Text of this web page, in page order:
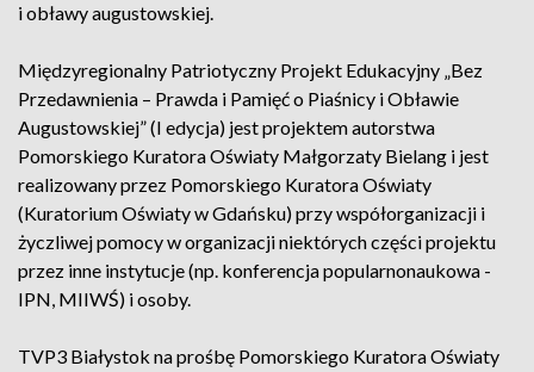
i obławy augustowskiej.
Międzyregionalny Patriotyczny Projekt Edukacyjny „Bez
Przedawnienia – Prawda i Pamięć o Piaśnicy i Obławie
Augustowskiej” (I edycja) jest projektem autorstwa
Pomorskiego Kuratora Oświaty Małgorzaty Bielang i jest
realizowany przez Pomorskiego Kuratora Oświaty
(Kuratorium Oświaty w Gdańsku) przy współorganizacji i
życzliwej pomocy w organizacji niektórych części projektu
przez inne instytucje (np. konferencja popularnonaukowa -
IPN, MIIWŚ) i osoby.
TVP3 Białystok na prośbę Pomorskiego Kuratora Oświaty